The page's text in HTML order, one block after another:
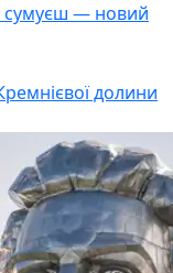
сумуєш — новий
долини